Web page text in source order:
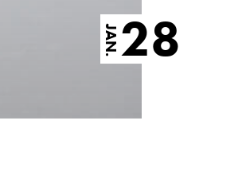
JAN.28